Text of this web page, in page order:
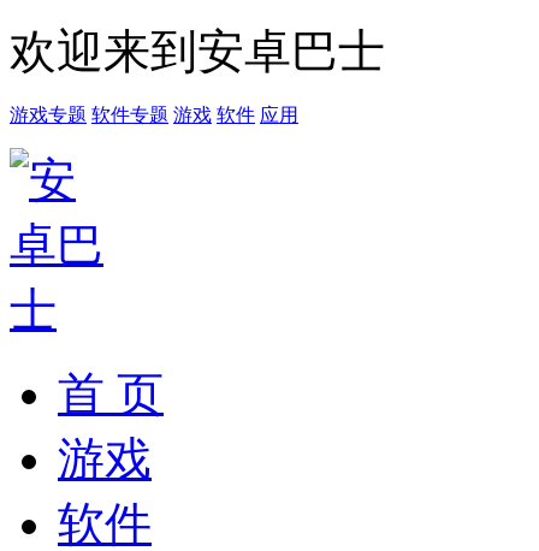
欢迎来到安卓巴士
游戏专题 软件专题 游戏 软件 应用
首 页
游戏
软件